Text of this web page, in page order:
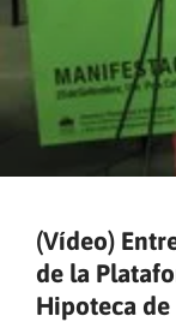
(Vídeo)
de la
Hipoteca de